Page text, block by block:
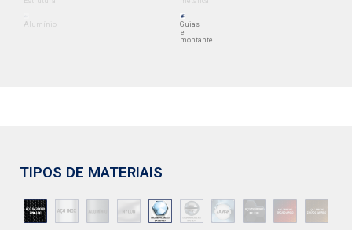
Alumínio
Guias
e
montante
TIPOS DE MATERIAIS